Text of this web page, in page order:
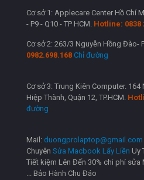
Cơ sở 1: Applecare Center Hồ Chí
- P9 - Q10 - TP HCM. Hotline: 0838
Cơ sở 2: 263/3 Nguyễn Hồng Đào-
0982.698.168 Chỉ đường
Cơ sở 3: Trung Kiên Computer.
Hiệp Thành, Quận 12, TP.HCM.
đường
Mail: duongprolaptop@gmail.com
Chuyên Sửa Macbook Lấy Liền Uy
Tiết kiệm Lên Đến 30% chi phí
... Bảo Hành Chu Đáo